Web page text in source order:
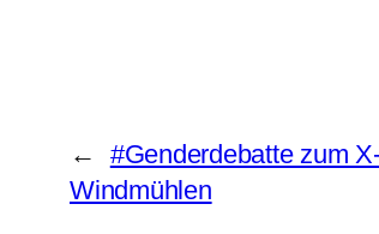
←
#Genderdebatte zum
Windmühlen